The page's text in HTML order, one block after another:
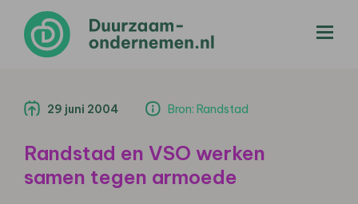
29 juni 2004 Bron: Randstad
Randstad en VSO werken
samen tegen armoede